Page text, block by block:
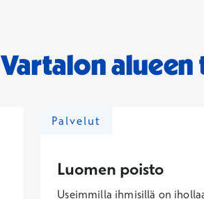
Vartalon
Palvelut
Luomen poisto
Useimmilla ihmisillä on